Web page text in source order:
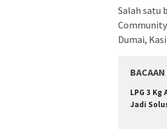
Salah satu
Dumai,
LPG 3 Kg
Jadi